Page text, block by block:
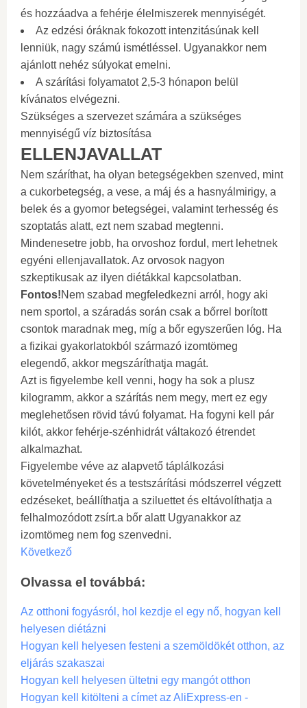
és hozzáadva a fehérje élelmiszerek mennyiségét.
Az edzési óráknak fokozott intenzitásúnak kell
lenniük, nagy számú ismétléssel. Ugyanakkor nem
ajánlott nehéz súlyokat emelni.
A szárítási folyamatot 2,5-3 hónapon belül
kívánatos elvégezni.
Szükséges a szervezet számára a szükséges
mennyiségű víz biztosítása
ELLENJAVALLAT
Nem száríthat, ha olyan betegségekben szenved, mint
a cukorbetegség, a vese, a máj és a hasnyálmirigy, a
belek és a gyomor betegségei, valamint terhesség és
szoptatás alatt, ezt nem szabad megtenni.
Mindenesetre jobb, ha orvoshoz fordul, mert lehetnek
egyéni ellenjavallatok. Az orvosok nagyon
szkeptikusak az ilyen diétákkal kapcsolatban.
Fontos!Nem szabad megfeledkezni arról, hogy aki
nem sportol, a száradás során csak a bőrrel borított
csontok maradnak meg, míg a bőr egyszerűen lóg. Ha
a fizikai gyakorlatokból származó izomtömeg
elegendő, akkor megszáríthatja magát.
Azt is figyelembe kell venni, hogy ha sok a plusz
kilogramm, akkor a szárítás nem megy, mert ez egy
meglehetősen rövid távú folyamat. Ha fogyni kell pár
kilót, akkor fehérje-szénhidrát váltakozó étrendet
alkalmazhat.
Figyelembe véve az alapvető táplálkozási
követelményeket és a testszárítási módszerrel végzett
edzéseket, beállíthatja a sziluettet és eltávolíthatja a
felhalmozódott zsírt.a bőr alatt Ugyanakkor az
izomtömeg nem fog szenvedni.
Következő
Olvassa el továbbá:
Az otthoni fogyásról, hol kezdje el egy nő, hogyan kell
helyesen diétázni
Hogyan kell helyesen festeni a szemöldökét otthon, az
eljárás szakaszai
Hogyan kell helyesen ültetni egy mangót otthon
Hogyan kell kitölteni a címet az AliExpress-en -